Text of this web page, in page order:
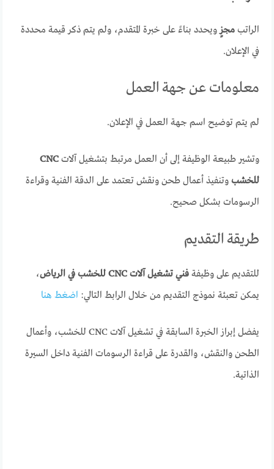
الراتبمجزٍويحدد بناءً على خبرة المتقدم، ولم يتم ذكر قيمة محددة
في الإعلان.
معلومات عن جهة العمل
لم يتم توضيح اسم جهة العمل في الإعلان.
وتشير طبيعة الوظيفة إلى أن العمل مرتبط بتشغيل آلاتCNC
للخشب وتنفيذ أعمال طحن ونقش تعتمد على الدقة الفنية وقراءة
الرسومات بشكل صحيح.
طريقة التقديم
للتقديم على وظيفةفني تشغيل آلات CNC للخشب في الرياض
،
يمكن تعبئة نموذج التقديم من خلال الرابط التالي: اضغط هنا
يفضل إبراز الخبرة السابقة في تشغيل آلات CNC للخشب، وأعمال
الطحن والنقش، والقدرة على قراءة الرسومات الفنية داخل السيرة
الذاتية.